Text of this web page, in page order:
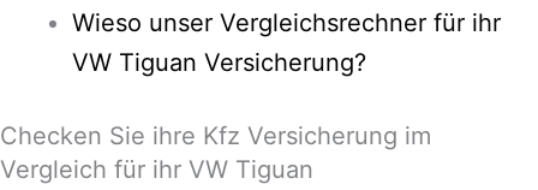
Wieso unser Vergleichsrechner für ihr
VW Tiguan Versicherung?
Checken Sie ihre Kfz Versicherung im
Vergleich für ihr VW Tiguan